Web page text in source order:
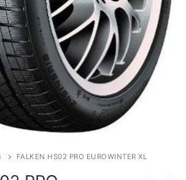
FALKEN HS02 PRO EUROWINTER XL